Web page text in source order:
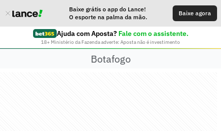
Baixe grátis o app do Lance!
O esporte na palma da mão.
Baixe agora
Ajuda com Aposta? Fale com o assistente.
18+ Ministério da Fazenda adverte: Aposta não é investimento
Botafogo